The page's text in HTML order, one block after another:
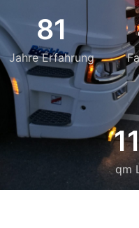
Jahre Erfahrung
81
qm